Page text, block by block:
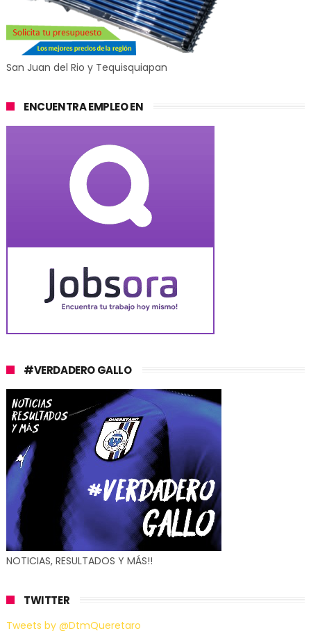
San Juan del Rio y Tequisquiapan
ENCUENTRA EMPLEO EN
#VERDADERO GALLO
NOTICIAS, RESULTADOS Y MÁS!!
TWITTER
Tweets by @DtmQueretaro